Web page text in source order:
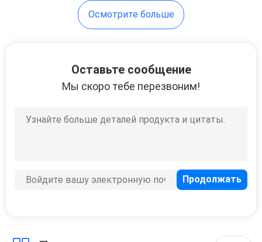
Осмотрите больше
Оставьте сообщение
Мы скоро тебе перезвоним!